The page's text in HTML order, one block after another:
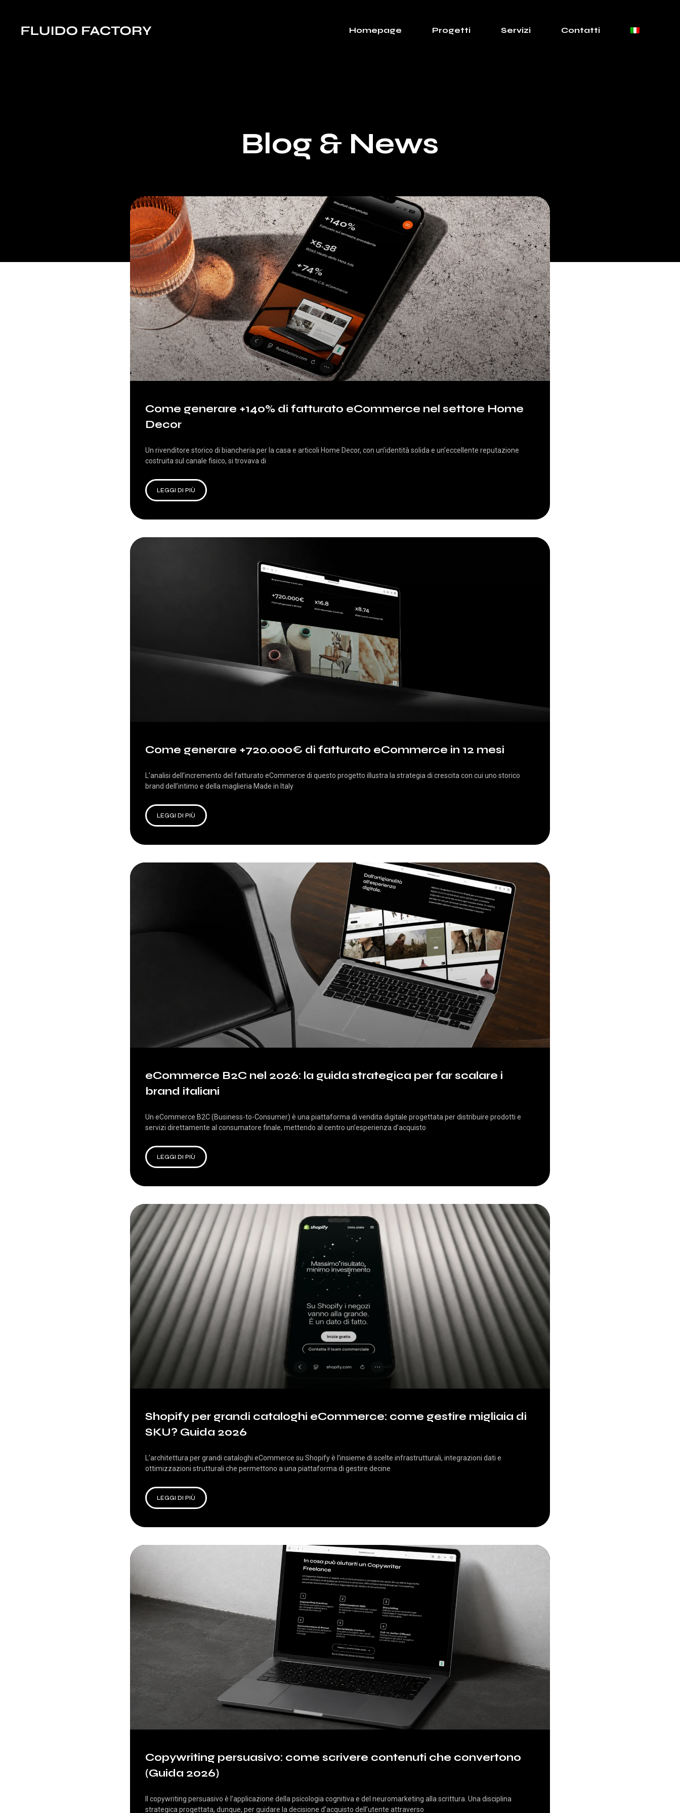
Homepage Progetti Servizi Contatti
Blog & News
Come generare +140% di fatturato eCommerce nel settore Home
Decor
Un rivenditore storico di biancheria per la casa e articoli Home Decor, con un’identità solida e un’eccellente reputazione
costruita sul canale fisico, si trovava di
LEGGI DI PIÙ
Come generare +720.000€ di fatturato eCommerce in 12 mesi
L’analisi dell’incremento del fatturato eCommerce di questo progetto illustra la strategia di crescita con cui uno storico
brand dell’intimo e della maglieria Made in Italy
LEGGI DI PIÙ
eCommerce B2C nel 2026: la guida strategica per far scalare i
brand italiani
Un eCommerce B2C (Business-to-Consumer) è una piattaforma di vendita digitale progettata per distribuire prodotti e
servizi direttamente al consumatore finale, mettendo al centro un’esperienza d’acquisto
LEGGI DI PIÙ
Shopify per grandi cataloghi eCommerce: come gestire migliaia di
SKU? Guida 2026
L’architettura per grandi cataloghi eCommerce su Shopify è l’insieme di scelte infrastrutturali, integrazioni dati e
ottimizzazioni strutturali che permettono a una piattaforma di gestire decine
LEGGI DI PIÙ
Copywriting persuasivo: come scrivere contenuti che convertono
(Guida 2026)
Il copywriting persuasivo è l’applicazione della psicologia cognitiva e del neuromarketing alla scrittura. Una disciplina
strategica progettata, dunque, per guidare la decisione d’acquisto dell’utente attraverso